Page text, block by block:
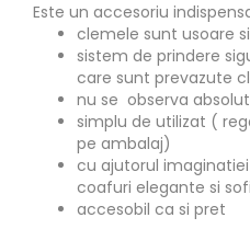
Este un accesoriu
clemele sunt usoare
sistem de prindere
care sunt prevazute
nu se observa
simplu de utilizat (
pe ambalaj)
cu ajutorul
coafuri elegante si
accesobil ca si pret